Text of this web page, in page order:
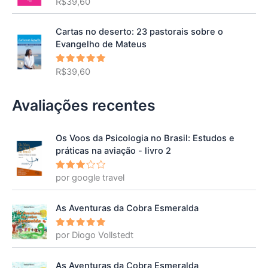
de 5
Cartas no deserto: 23 pastorais sobre o
Evangelho de Mateus
Avaliação
de 5
R$39,60
Avaliações recentes
Os Voos da Psicologia no Brasil: Estudos e
práticas na aviação - livro 2
Avalia
ção3
por google travel
As Aventuras da Cobra Esmeralda
Avaliação
5
por Diogo Vollstedt
As Aventuras da Cobra Esmeralda